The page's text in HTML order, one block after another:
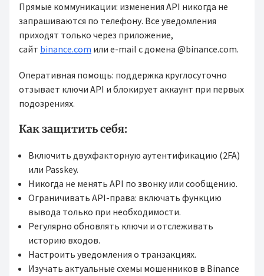
Прямые коммуникации: изменения API никогда не
запрашиваются по телефону. Все уведомления
приходят только через приложение,
сайт binance.com или e-mail с домена @binance.com.
Оперативная помощь: поддержка круглосуточно
отзывает ключи API и блокирует аккаунт при первых
подозрениях.
Как защитить себя:
Включить двухфакторную аутентификацию (2FA)
или Passkey.
Никогда не менять API по звонку или сообщению.
Ограничивать API-права: включать функцию
вывода только при необходимости.
Регулярно обновлять ключи и отслеживать
историю входов.
Настроить уведомления о транзакциях.
Изучать актуальные схемы мошенников в Binance